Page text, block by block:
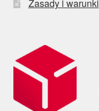
Zasady i warunki